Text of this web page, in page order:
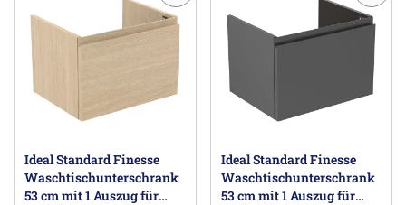
Ideal Standard Finesse
Waschtischunterschrank
53 cm mit 1 Auszug für
Ideal Standard Finesse
Waschtischunterschrank
53 cm mit 1 Auszug für